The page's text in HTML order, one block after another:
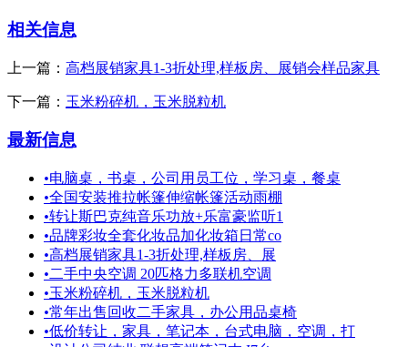
相关信息
上一篇： 高档展销家具1-3折处理,样板房、展销会样品家具
下一篇： 玉米粉碎机，玉米脱粒机
最新信息
•电脑桌，书桌，公司用员工位，学习桌，餐桌
•全国安装推拉帐篷伸缩帐篷活动雨棚
•转让斯巴克纯音乐功放+乐富豪监听1
•品牌彩妆全套化妆品加化妆箱日常co
•高档展销家具1-3折处理,样板房、展
•二手中央空调 20匹格力多联机空调
•玉米粉碎机，玉米脱粒机
•常年出售回收二手家具，办公用品桌椅
•低价转让，家具，笔记本，台式电脑，空调，打